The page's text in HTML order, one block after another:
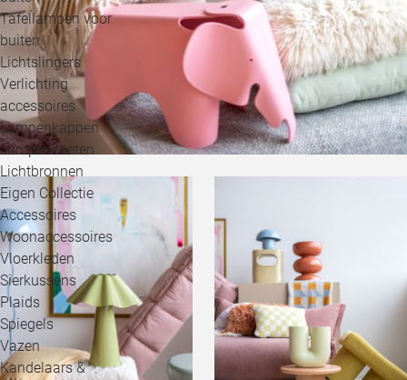
Tafellampen voor
buiten
Lichtslingers
Verlichting
accessoires
Lampenkappen
Lampenvoeten
Lichtbronnen
Eigen Collectie
Accessoires
Woonaccessoires
Vloerkleden
Sierkussens
Plaids
Spiegels
Vazen
Kandelaars &